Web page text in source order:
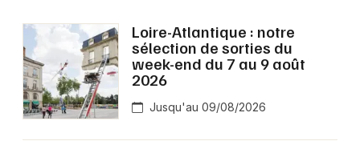
Loire-Atlantique : notre
sélection de sorties du
week-end du 7 au 9 août
2026
Jusqu'au 09/08/2026